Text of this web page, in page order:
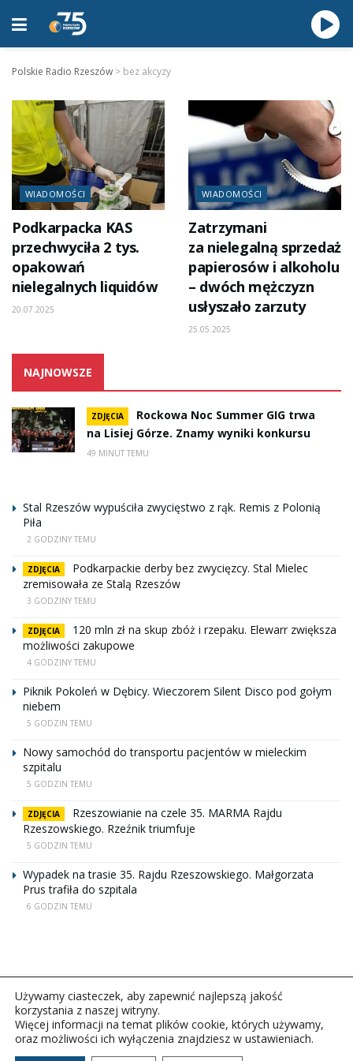
Polskie Radio Rzeszów > bez akcyzy
WIADOMOŚCI
Podkarpacka KAS
przechwyciła 2 tys.
opakowań
nielegalnych liquidów
20.07.2025
WIADOMOŚCI
Zatrzymani
za nielegalną sprzedaż
papierosów i alkoholu
– dwóch mężczyzn
usłyszało zarzuty
25.05.2025
NAJNOWSZE
ZDJĘCIA
Rockowa Noc Summer GIG trwa
na Lisiej Górze. Znamy wyniki konkursu
49 MINUT TEMU
Stal Rzeszów wypuściła zwycięstwo z rąk. Remis z Polonią
Piła
2 GODZINY TEMU
ZDJĘCIA
Podkarpackie derby bez zwycięzcy. Stal Mielec
zremisowała ze Stalą Rzeszów
3 GODZINY TEMU
ZDJĘCIA
120 mln zł na skup zbóż i rzepaku. Elewarr zwiększa
możliwości zakupowe
4 GODZINY TEMU
Piknik Pokoleń w Dębicy. Wieczorem Silent Disco pod gołym
niebem
5 GODZIN TEMU
Nowy samochód do transportu pacjentów w mieleckim
szpitalu
5 GODZIN TEMU
ZDJĘCIA
Rzeszowianie na czele 35. MARMA Rajdu
Rzeszowskiego. Rzeźnik triumfuje
5 GODZIN TEMU
Wypadek na trasie 35. Rajdu Rzeszowskiego. Małgorzata
Prus trafiła do szpitala
6 GODZIN TEMU
Copyright © 2026Polskie Radio Rzeszów S.A. w likwidacj.
Używamy ciasteczek, aby zapewnić najlepszą jakość
korzystania z naszej witryny.
Więcej informacji na temat plików cookie, których używamy,
oraz możliwości ich wyłączenia znajdziesz w ustawieniach.